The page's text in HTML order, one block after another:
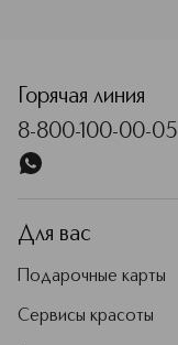
Горячая линия
8-800-100-00-05
Для вас
Подарочные карты
Сервисы красоты